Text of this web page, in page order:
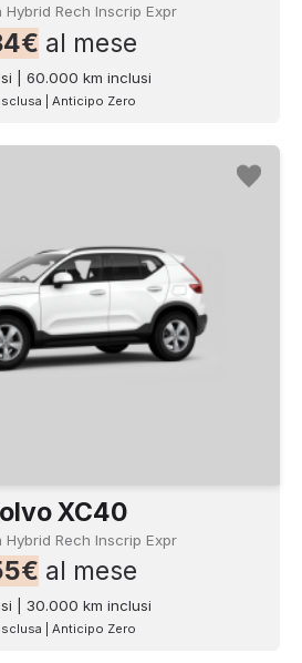
Hybrid Rech Inscrip Expr
al mese
| 60.000 km inclusi
| Anticipo Zero
XC40
Hybrid Rech Inscrip Expr
al mese
| 30.000 km inclusi
| Anticipo Zero